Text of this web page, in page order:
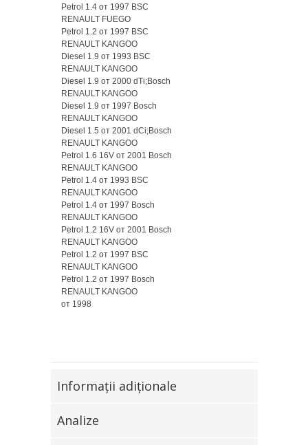
Petrol 1.4 от 1997 BSC
RENAULT FUEGO
Petrol 1.2 от 1997 BSC
RENAULT KANGOO
Diesel 1.9 от 1993 BSC
RENAULT KANGOO
Diesel 1.9 от 2000 dTi;Bosch
RENAULT KANGOO
Diesel 1.9 от 1997 Bosch
RENAULT KANGOO
Diesel 1.5 от 2001 dCi;Bosch
RENAULT KANGOO
Petrol 1.6 16V от 2001 Bosch
RENAULT KANGOO
Petrol 1.4 от 1993 BSC
RENAULT KANGOO
Petrol 1.4 от 1997 Bosch
RENAULT KANGOO
Petrol 1.2 16V от 2001 Bosch
RENAULT KANGOO
Petrol 1.2 от 1997 BSC
RENAULT KANGOO
Petrol 1.2 от 1997 Bosch
RENAULT KANGOO
от 1998
Informaţii adiţionale
Analize